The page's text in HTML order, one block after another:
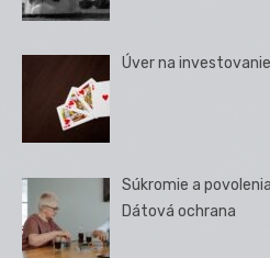
Úver na
Súkromie a
Dátová ochrana